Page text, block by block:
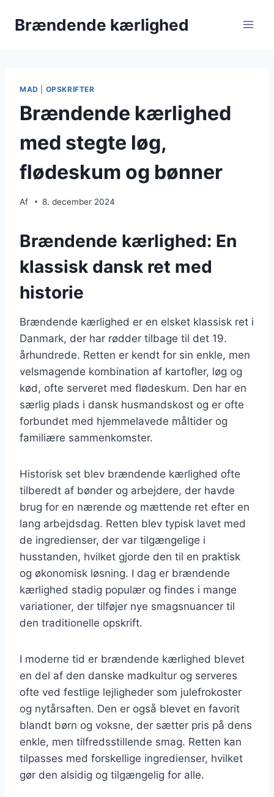
Brændende kærlighed
MAD OPSKRIFTER
Brændende kærlighed
med stegte løg,
flødeskum og bønner
Af 8. december 2024
Brændende kærlighed: En
klassisk dansk ret med
historie
Brændende kærlighed er en elsket klassisk ret i
Danmark, der har rødder tilbage til det 19.
århundrede. Retten er kendt for sin enkle, men
velsmagende kombination af kartofler, løg og
kød, ofte serveret med flødeskum. Den har en
særlig plads i dansk husmandskost og er ofte
forbundet med hjemmelavede måltider og
familiære sammenkomster.
Historisk set blev brændende kærlighed ofte
tilberedt af bønder og arbejdere, der havde
brug for en nærende og mættende ret efter en
lang arbejdsdag. Retten blev typisk lavet med
de ingredienser, der var tilgængelige i
husstanden, hvilket gjorde den til en praktisk
og økonomisk løsning. I dag er brændende
kærlighed stadig populær og findes i mange
variationer, der tilføjer nye smagsnuancer til
den traditionelle opskrift.
I moderne tid er brændende kærlighed blevet
en del af den danske madkultur og serveres
ofte ved festlige lejligheder som julefrokoster
og nytårsaften. Den er også blevet en favorit
blandt børn og voksne, der sætter pris på dens
enkle, men tilfredsstillende smag. Retten kan
tilpasses med forskellige ingredienser, hvilket
gør den alsidig og tilgængelig for alle.